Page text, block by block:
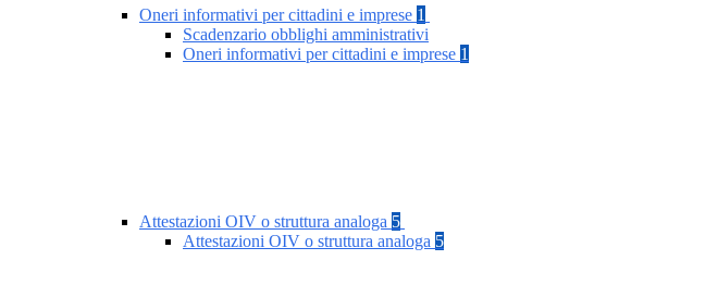
Oneri informativi per cittadini e imprese 1
Scadenzario obblighi amministrativi
Oneri informativi per cittadini e imprese 1
Attestazioni OIV o struttura analoga 5
Attestazioni OIV o struttura analoga 5